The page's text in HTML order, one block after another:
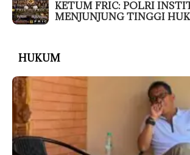
KETUM FRIC: POLRI
MENJUNJUNG TINGGI
HUKUM